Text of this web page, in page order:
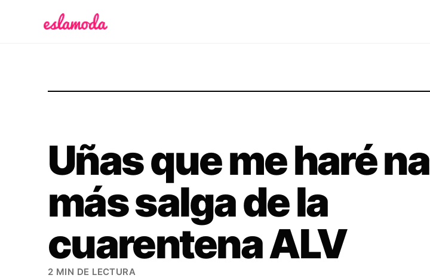
Uñas que me haré
más salga de la
cuarentena ALV
2 MIN DE LECTURA